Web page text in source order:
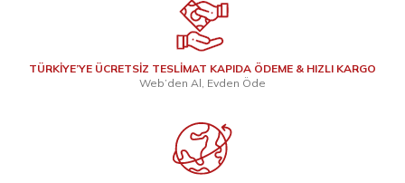
TÜRKİYE’YE ÜCRETSİZ TESLİMAT KAPIDA ÖDEME & HIZLI KARGO
Web’den Al, Evden Öde